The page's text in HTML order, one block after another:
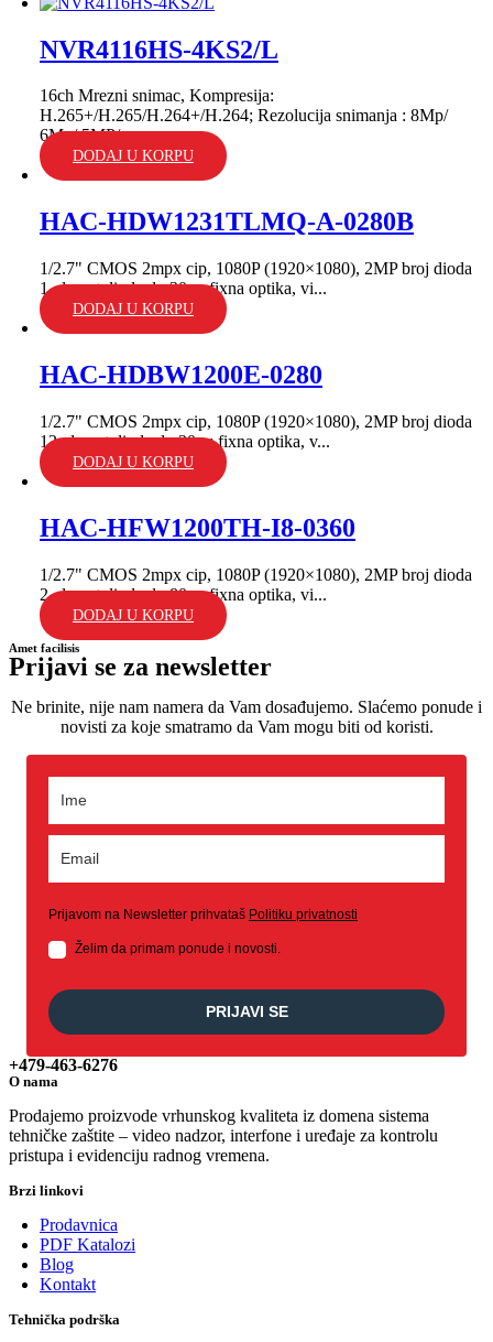
NVR4116HS-4KS2/L
16ch Mrezni snimac, Kompresija:
H.265+/H.265/H.264+/H.264; Rezolucija snimanja : 8Mp/
6Mp/ 5MP/...
DODAJ U KORPU
HAC-HDW1231TLMQ-A-0280B
1/2.7" CMOS 2mpx cip, 1080P (1920×1080), 2MP broj dioda
1, domet dioda do 30m; fixna optika, vi...
DODAJ U KORPU
HAC-HDBW1200E-0280
1/2.7" CMOS 2mpx cip, 1080P (1920×1080), 2MP broj dioda
12, domet dioda do 30m; fixna optika, v...
DODAJ U KORPU
HAC-HFW1200TH-I8-0360
1/2.7" CMOS 2mpx cip, 1080P (1920×1080), 2MP broj dioda
2, domet dioda do 80m; fixna optika, vi...
DODAJ U KORPU
Amet facilisis
Prijavi se za newsletter
Ne brinite, nije nam namera da Vam dosađujemo. Slaćemo ponude i
novisti za koje smatramo da Vam mogu biti od koristi.
Prijavom na Newsletter prihvataš Politiku privatnosti
Želim da primam ponude i novosti.
PRIJAVI SE
+479-463-6276
O nama
Prodajemo proizvode vrhunskog kvaliteta iz domena sistema
tehničke zaštite – video nadzor, interfone i uređaje za kontrolu
pristupa i evidenciju radnog vremena.
Brzi linkovi
Prodavnica
PDF Katalozi
Blog
Kontakt
Tehnička podrška